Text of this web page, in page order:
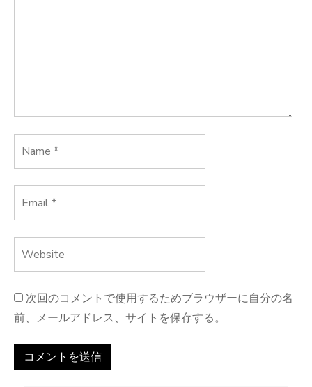
次回のコメントで使用するためブラウザーに自分の名
前、メールアドレス、サイトを保存する。